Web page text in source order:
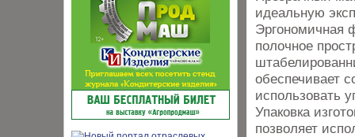
идеальную
Эргономичная
полочное
обеспечивает
использовать
Упаковка
позволяет